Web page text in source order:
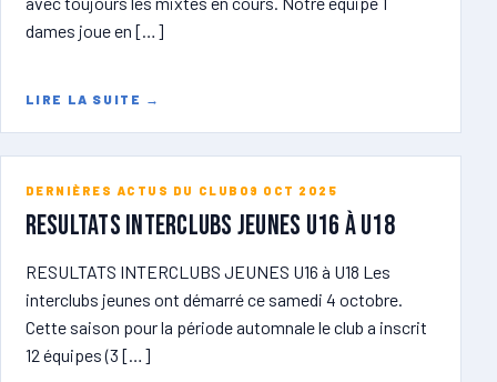
dames joue en […]
LIRE LA SUITE →
DERNIÈRES ACTUS DU CLUB 09 OCT 2025
RESULTATS INTERCLUBS JEUNES U16 à U18
RESULTATS INTERCLUBS JEUNES U16 à U18 Les
interclubs jeunes ont démarré ce samedi 4 octobre.
Cette saison pour la période automnale le club a inscrit
12 équipes (3 […]